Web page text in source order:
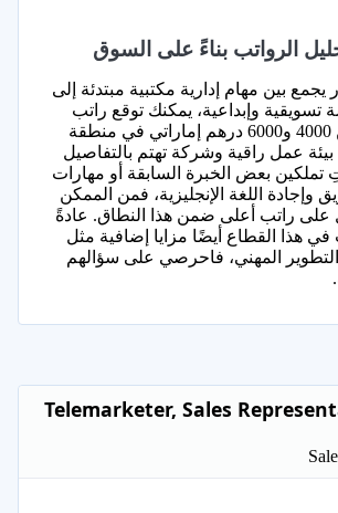
الرواتب بناءً على السوق
يجمع بين مهام إدارية مكتبية مبتدئة إلى
وإبداعية، يمكنك توقع راتب
شهري يتراوح بين 4000 و6000 درهم إماراتي في منطقة
عمل راقية وشركة تهتم بالتفاصيل
تملكين بعض الخبرة السابقة أو مهارات
وإجادة اللغة الإنجليزية، فمن الممكن
على راتب أعلى ضمن هذا النطاق. عادةً
هذا القطاع أيضًا مزايا إضافية مثل
المهني، فاحرصي على سؤالهم
Telemarketer, Sales